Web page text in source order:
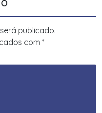
publicado.
com *